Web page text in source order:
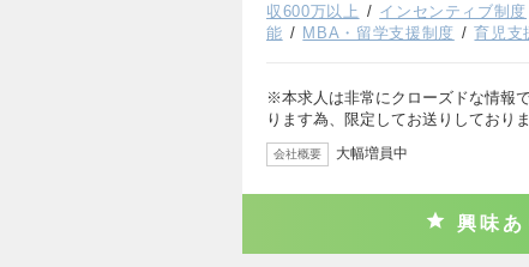
収600万以上
インセンティブ制度
能
MBA・留学支援制度 育児支
※本求人は非常にクローズドな情報
ります為、限定してお送りしており
会社概要 大幅増員中
興味あ